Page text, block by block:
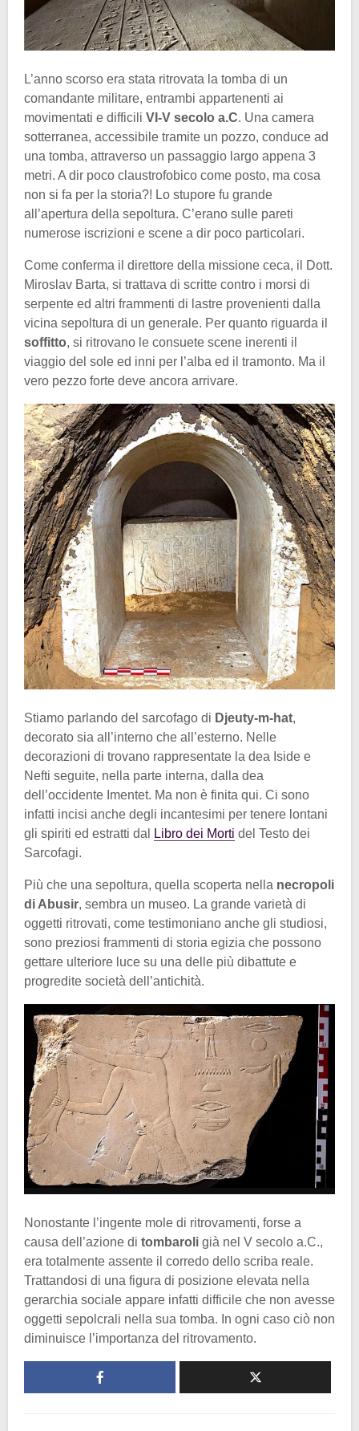
L’anno scorso era stata ritrovata la tomba di un
comandante militare, entrambi appartenenti ai
movimentati e difficili VI-V secolo a.C. Una camera
sotterranea, accessibile tramite un pozzo, conduce ad
una tomba, attraverso un passaggio largo appena 3
metri. A dir poco claustrofobico come posto, ma cosa
non si fa per la storia?! Lo stupore fu grande
all’apertura della sepoltura. C’erano sulle pareti
numerose iscrizioni e scene a dir poco particolari.
Come conferma il direttore della missione ceca, il Dott.
Miroslav Barta, si trattava di scritte contro i morsi di
serpente ed altri frammenti di lastre provenienti dalla
vicina sepoltura di un generale. Per quanto riguarda il
soffitto, si ritrovano le consuete scene inerenti il
viaggio del sole ed inni per l’alba ed il tramonto. Ma il
vero pezzo forte deve ancora arrivare.
Stiamo parlando del sarcofago di Djeuty-m-hat,
decorato sia all’interno che all’esterno. Nelle
decorazioni di trovano rappresentate la dea Iside e
Nefti seguite, nella parte interna, dalla dea
dell’occidente Imentet. Ma non è finita qui. Ci sono
infatti incisi anche degli incantesimi per tenere lontani
gli spiriti ed estratti dal Libro dei Morti del Testo dei
Sarcofagi.
Più che una sepoltura, quella scoperta nella necropoli
di Abusir, sembra un museo. La grande varietà di
oggetti ritrovati, come testimoniano anche gli studiosi,
sono preziosi frammenti di storia egizia che possono
gettare ulteriore luce su una delle più dibattute e
progredite società dell’antichità.
Nonostante l’ingente mole di ritrovamenti, forse a
causa dell’azione di tombaroli già nel V secolo a.C.,
era totalmente assente il corredo dello scriba reale.
Trattandosi di una figura di posizione elevata nella
gerarchia sociale appare infatti difficile che non avesse
oggetti sepolcrali nella sua tomba. In ogni caso ciò non
diminuisce l’importanza del ritrovamento.